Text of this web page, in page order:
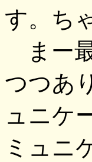
す。ち
まー
つつあ
ュニケ
ミュニ